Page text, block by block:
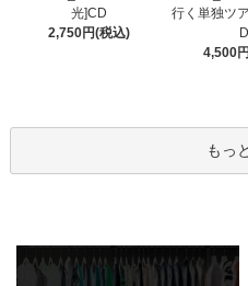
光]CD
2,750円(税込)
行く単独ツ
D
4,500
もっ